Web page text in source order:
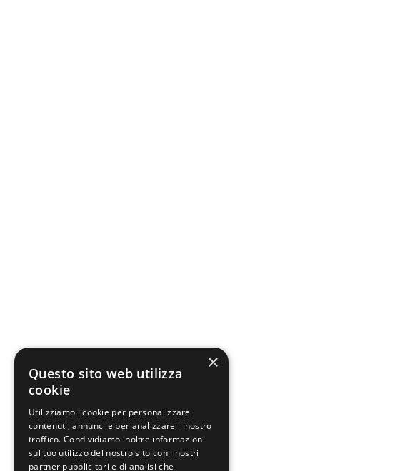
×
Questo sito web utilizza
cookie
Utilizziamo i cookie per personalizzare
contenuti, annunci e per analizzare il nostro
traffico. Condividiamo inoltre informazioni
sul tuo utilizzo del nostro sito con i nostri
partner pubblicitari e di analisi che